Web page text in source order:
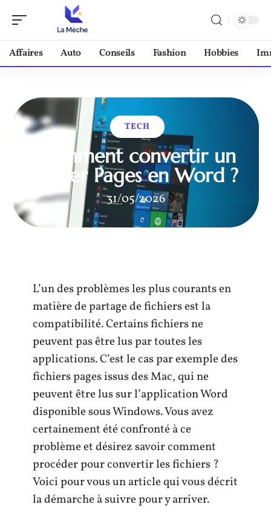
Affaires Auto Conseils Fashion Hobbies
TECH
Comment convertir un
fichier Pages en Word ?
31/05/2026
L’un des problèmes les plus courants en
matière de partage de fichiers est la
compatibilité. Certains fichiers ne
peuvent pas être lus par toutes les
applications. C’est le cas par exemple des
fichiers pages issus des Mac, qui ne
peuvent être lus sur l’application Word
disponible sous Windows. Vous avez
certainement été confronté à ce
problème et désirez savoir comment
procéder pour convertir les fichiers ?
Voici pour vous un article qui vous décrit
la démarche à suivre pour y arriver.